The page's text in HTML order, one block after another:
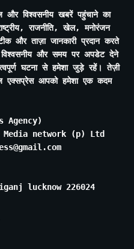
विश्वसनीय खबरें पहुंचाने का
राजनीति, खेल, मनोरंजन
और ताज़ा जानकारी प्रदान करते
विश्वसनीय और समय पर अपडेट देने
घटना से हमेशा जुड़े रहें। तेज़ी
एक्सप्रेस आपको हमेशा एक कदम
Agency)
network (p) Ltd
lucknow 226024